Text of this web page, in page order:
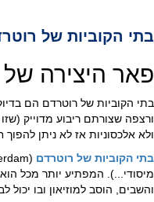
בתי הקוביות של
פאר היצירה
בתי הקוביות של רוטרדם הם
ורצפה שצורתם ריבוע מדוייק
ולא אלכסוניות אז לא ניתן
בתי הקוביות של רוטרדם
מיסודי...). המפתיע יותר מכל
והשבים, הוסב למוזיאון ובו